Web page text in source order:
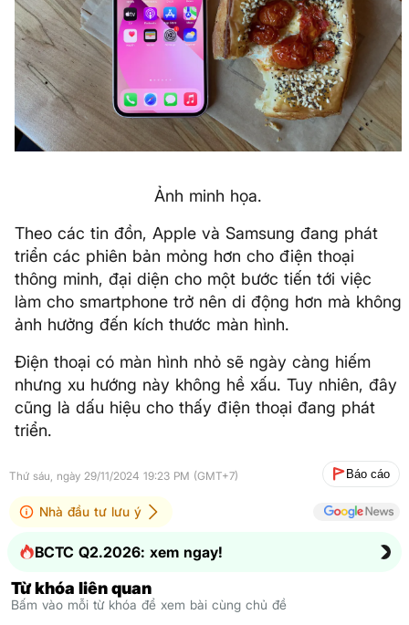
Ảnh minh họa.
Theo các tin đồn, Apple và Samsung đang phát
triển các phiên bản mỏng hơn cho điện thoại
thông minh, đại diện cho một bước tiến tới việc
làm cho smartphone trở nên di động hơn mà không
ảnh hưởng đến kích thước màn hình.
Điện thoại có màn hình nhỏ sẽ ngày càng hiếm
nhưng xu hướng này không hề xấu. Tuy nhiên, đây
cũng là dấu hiệu cho thấy điện thoại đang phát
triển.
Thứ sáu, ngày 29/11/2024 19:23 PM (GMT+7) Báo cáo
Nhà đầu tư lưu ý
BCTC Q2.2026: xem ngay!
Từ khóa liên quan
Bấm vào mỗi từ khóa để xem bài cùng chủ đề